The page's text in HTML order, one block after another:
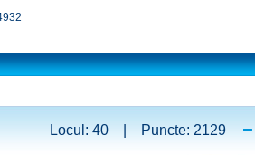
Locul: 40 | Puncte: 2129